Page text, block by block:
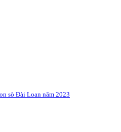
sò Đài Loan năm 2023